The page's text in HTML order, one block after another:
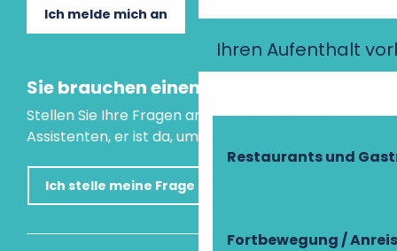
Ihren Aufenthalt
Restaurants und
Fortbewegung /
Ich melde mich an
Sie brauchen einen Rat?
Stellen Sie Ihre Fragen an unseren virtuellen
Assistenten, er ist da, um Ihnen zu helfen.
Ich stelle meine Frage